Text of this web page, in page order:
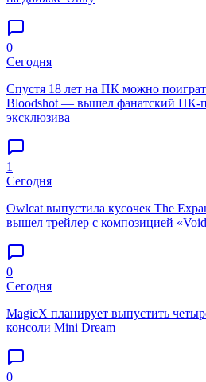
0
Сегодня
Спустя 18 лет на ПК можно
Bloodshot — вышел фанатский ПК-
эксклюзива
1
Сегодня
Owlcat выпустила кусочек The
вышел трейлер с композицией
0
Сегодня
MagicX планирует выпустить
консоли Mini Dream
0